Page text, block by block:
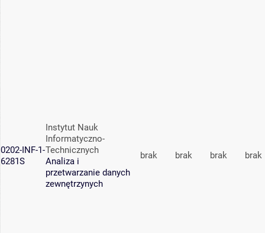
0202-INF-1-
6281S
Instytut Nauk
Informatyczno-
Technicznych
Analiza i
przetwarzanie danych
zewnętrzynych
brak brak brak brak